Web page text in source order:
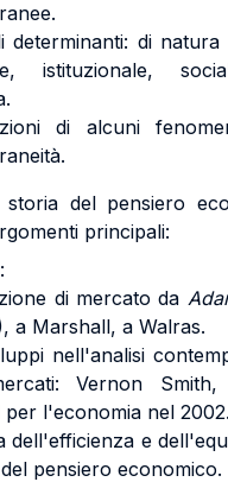
determinanti: di natura
istituzionale,
di alcuni
del pensiero
principali:
di mercato da
a Marshall, a Walras.
nell'analisi
Vernon Smith,
per l'economia nel 2002.
dell'efficienza e
pensiero economico.